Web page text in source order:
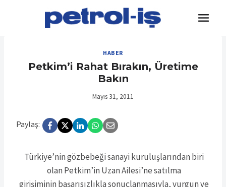
HABER
Petkim’i Rahat Bırakın, Üretime
Bakın
Mayıs 31, 2011
Paylaş:
Türkiye’nin gözbebeği sanayi kuruluşlarından biri
olan Petkim’in Uzan Ailesi’ne satılma
girişiminin başarısızlıkla sonuçlanmasıyla, vurgun ve